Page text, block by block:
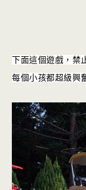
下面這個遊戲，禁
每個小孩都超級興